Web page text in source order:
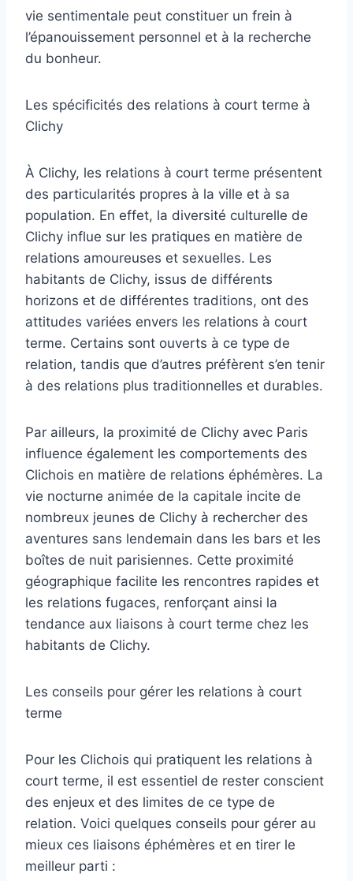
vie sentimentale peut constituer un frein à
l’épanouissement personnel et à la recherche
du bonheur.
Les spécificités des relations à court terme à
Clichy
À Clichy, les relations à court terme présentent
des particularités propres à la ville et à sa
population. En effet, la diversité culturelle de
Clichy influe sur les pratiques en matière de
relations amoureuses et sexuelles. Les
habitants de Clichy, issus de différents
horizons et de différentes traditions, ont des
attitudes variées envers les relations à court
terme. Certains sont ouverts à ce type de
relation, tandis que d’autres préfèrent s’en tenir
à des relations plus traditionnelles et durables.
Par ailleurs, la proximité de Clichy avec Paris
influence également les comportements des
Clichois en matière de relations éphémères. La
vie nocturne animée de la capitale incite de
nombreux jeunes de Clichy à rechercher des
aventures sans lendemain dans les bars et les
boîtes de nuit parisiennes. Cette proximité
géographique facilite les rencontres rapides et
les relations fugaces, renforçant ainsi la
tendance aux liaisons à court terme chez les
habitants de Clichy.
Les conseils pour gérer les relations à court
terme
Pour les Clichois qui pratiquent les relations à
court terme, il est essentiel de rester conscient
des enjeux et des limites de ce type de
relation. Voici quelques conseils pour gérer au
mieux ces liaisons éphémères et en tirer le
meilleur parti :